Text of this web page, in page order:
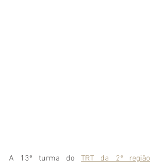
A 13ª turma do TRT da 2ª região